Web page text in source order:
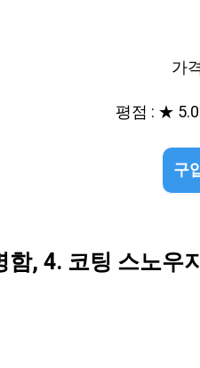
가
평점 : ★
구
, 4. 코팅 스노우